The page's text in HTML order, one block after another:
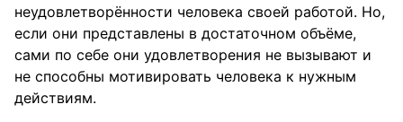
неудовлетворённости человека своей работой. Но,
если они представлены в достаточном объёме,
сами по себе они удовлетворения не вызывают и
не способны мотивировать человека к нужным
действиям.